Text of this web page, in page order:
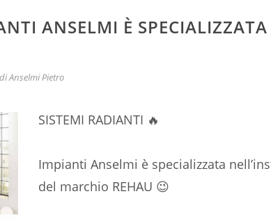
ANSELMI È
Anselmi Pietro
SISTEMI RADIANTI 🔥
Impianti Anselmi è specializzata
del marchio REHAU 😉